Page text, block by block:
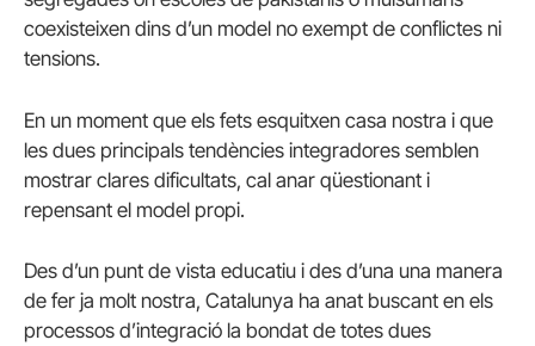
coexisteixen dins d’un model no exempt de conflictes ni
tensions.
En un moment que els fets esquitxen casa nostra i que
les dues principals tendències integradores semblen
mostrar clares dificultats, cal anar qüestionant i
repensant el model propi.
Des d’un punt de vista educatiu i des d’una una manera
de fer ja molt nostra, Catalunya ha anat buscant en els
processos d’integració la bondat de totes dues